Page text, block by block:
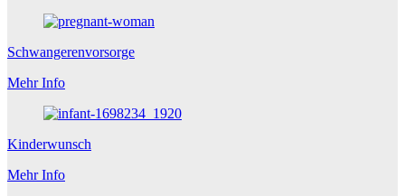
Schwangerenvorsorge
Mehr Info
Kinderwunsch
Mehr Info